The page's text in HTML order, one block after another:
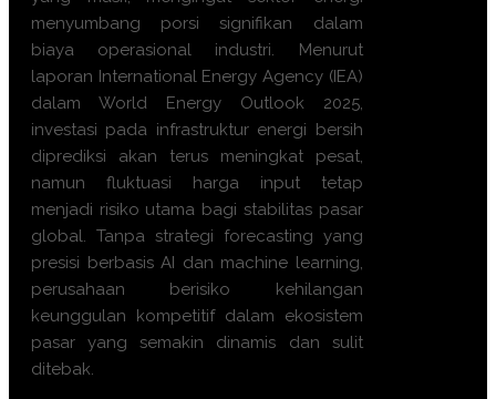
menyumbang porsi signifikan dalam
biaya operasional industri. Menurut
laporan International Energy Agency (IEA)
dalam World Energy Outlook 2025,
investasi pada infrastruktur energi bersih
diprediksi akan terus meningkat pesat,
namun fluktuasi harga input tetap
menjadi risiko utama bagi stabilitas pasar
global. Tanpa strategi forecasting yang
presisi berbasis AI dan machine learning,
perusahaan berisiko kehilangan
keunggulan kompetitif dalam ekosistem
pasar yang semakin dinamis dan sulit
ditebak.